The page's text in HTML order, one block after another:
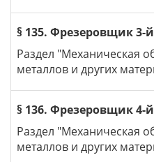
§ 135. Фрезеровщик 3-
Раздел "Механическая
металлов и других
§ 136. Фрезеровщик 4-
Раздел "Механическая
металлов и других